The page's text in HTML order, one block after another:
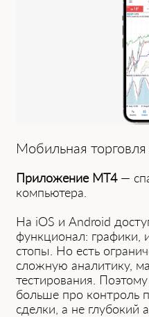
Мобильная
Приложение MT4—
компьютера.
На iOS и Android
функционал: графики,
стопы. Но есть
сложную аналитику,
тестирования.
больше про контроль
сделки, а не глубокий